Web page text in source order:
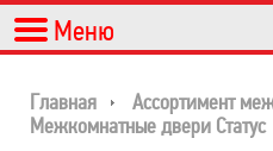
Главная
Ассортимент
Межкомнатные двери Статус